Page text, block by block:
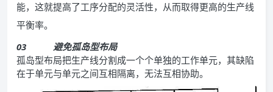
能，这就提高了工序分配的灵活性，从而取得更高的生产线
平衡率。
03 避免孤岛型布局
孤岛型布局把生产线分割成一个个单独的工作单元，其缺陷
在于单元与单元之间互相隔离，无法互相协助。